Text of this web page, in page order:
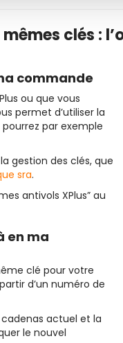
clés :
commande
ou que vous
permet d’utiliser la
pourrez par exemple
gestion des clés, que
sra.
antivols XPlus” au
en ma
clé pour votre
d’un numéro de
actuel et la
le nouvel